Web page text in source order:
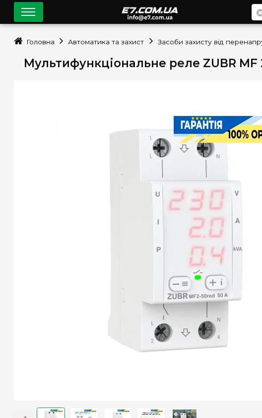
Мультифункціональне реле ZUBR
Головна Автоматика та захист Засоби захисту від